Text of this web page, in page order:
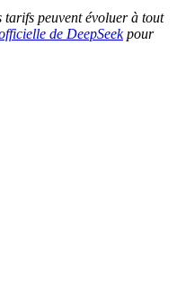
tarifs peuvent évoluer à tout
de DeepSeekpour